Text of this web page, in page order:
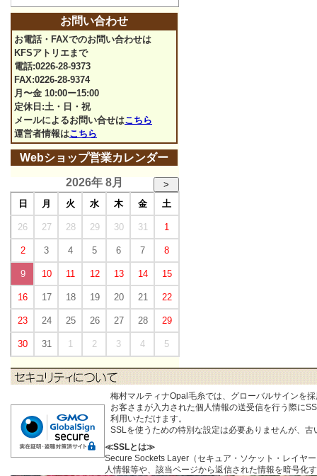
お問い合わせ
お電話・FAXでのお問い合わせは
KFSアトリエまで
電話:0226-28-9373
FAX:0226-28-9374
月〜金 10:00ー15:00
定休日:土・日・祝
メールによるお問い合せはこちら
運営者情報はこちら
Webショップ営業カレンダー
2026年 8月
>
日
月 火 水 木 金 土
26 27 28 29 30 31 1
2 3 4 5 6 7 8
9 10 11 12 13 14 15
16 17 18 19 20 21 22
23 24 25 26 27 28 29
30 31 1 2 3 4 5
梅村マルティナOpal毛糸では、グローバルサインを
お客さまが入力された個人情報の送受信を行う際に
利用いただけます。
SSLを使うための特別な設定は必要ありませんが、
≪SSLとは≫
Secure Sockets Layer（セキュア・ソケット・レイヤ
人情報等や、該当ページから返信された情報を暗号化